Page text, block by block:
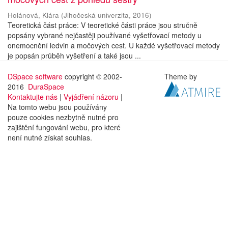
Holánová, Klára (Jihočeská univerzita, 2016)
Teoretická část práce: V teoretické části práce jsou stručně
popsány vybrané nejčastěji používané vyšetřovací metody u
onemocnění ledvin a močových cest. U každé vyšetřovací metody
je popsán průběh vyšetření a také jsou ...
DSpace software copyright © 2002-
2016 DuraSpace
Kontaktujte nás | Vyjádření názoru |
Na tomto webu jsou používány
pouze cookies nezbytně nutné pro
zajištění fungování webu, pro které
není nutné získat souhlas.
Theme by